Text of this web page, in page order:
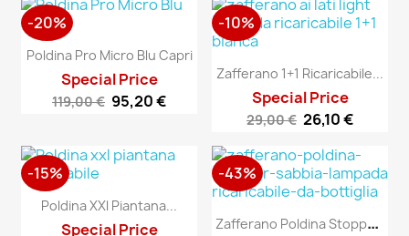
Poldina Pro Micro Blu Capri
Special Price
119,00 € 95,20 €
-20%
Zafferano 1+1 Ricaricabile...
Special Price
29,00 € 26,10 €
-10%
Poldina XXl Piantana...
Special Price
-15%
Z
Afferano Poldina Stopper...
-43%